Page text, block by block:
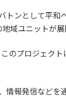
ンとして平和
域ユニットが展
のプロジェク
報発信などを